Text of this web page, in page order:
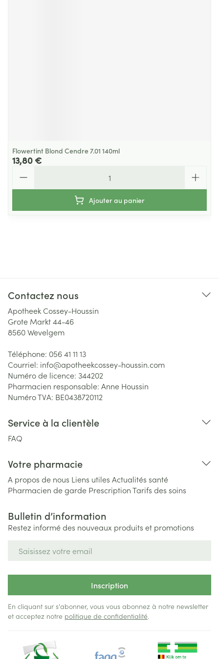
Flowertint Blond Cendre 7.01 140ml
13,80 €
Ajouter au panier
Contactez nous
Apotheek Cossey-Houssin
Grote Markt 44-46
8560Wevelgem
Téléphone: 056 41 11 13
Courriel: info@apotheekcossey-houssin.com
Numéro de licence: 344202
Pharmacien responsable: Anne Houssin
Numéro TVA: BE0438720112
Service à la clientèle
FAQ
Votre pharmacie
A propos de nous Liens utiles Actualités santé
Pharmacien de garde PrescriptionTarifs des soins
Bulletin d’information
Restez informé des nouveaux produits et promotions
Inscription
En cliquant sur s'abonner, vous vous abonnez à notre newsletter
et acceptez notre politique de confidentialité.